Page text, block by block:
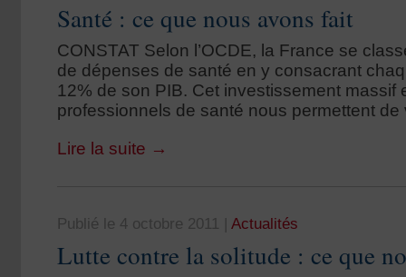
Santé : ce que nous avons fait
CONSTAT Selon l’OCDE, la France se
de dépenses de santé en y consacrant
12% de son PIB. Cet investissement massif
professionnels de santé nous permettent
Lire la suite →
Publié le 4 octobre 2011 Actualités
Lutte contre la solitude : ce que